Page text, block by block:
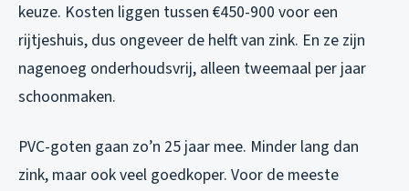
keuze. Kosten liggen tussen €450-900 voor een
rijtjeshuis, dus ongeveer de helft van zink. En ze zijn
nagenoeg onderhoudsvrij, alleen tweemaal per jaar
schoonmaken.
PVC-goten gaan zo’n 25 jaar mee. Minder lang dan
zink, maar ook veel goedkoper. Voor de meeste